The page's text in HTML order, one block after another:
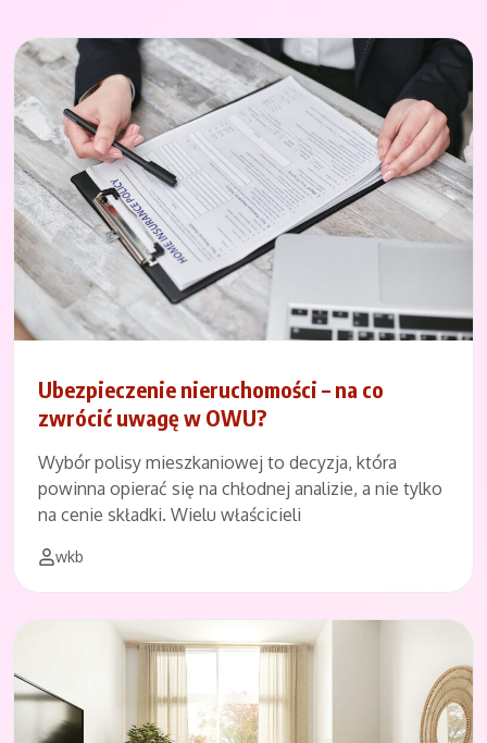
Ubezpieczenie nieruchomości – na co
zwrócić uwagę w OWU?
Wybór polisy mieszkaniowej to decyzja, która
powinna opierać się na chłodnej analizie, a nie tylko
na cenie składki. Wielu właścicieli
wkb